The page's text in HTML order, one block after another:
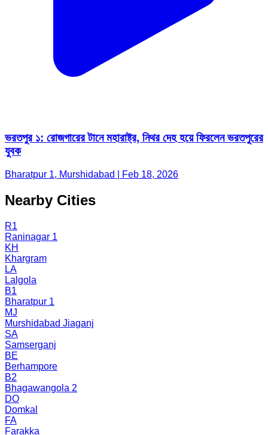
ভরতপুর ১: রোজগারের টানে মহারাষ্ট্র, নিথর দেহ হয়ে ফিরলেন ভরতপুরের
যুবক
Bharatpur 1, Murshidabad | Feb 18, 2026
Nearby Cities
R1
Raninagar 1
KH
Khargram
LA
Lalgola
B1
Bharatpur 1
MJ
Murshidabad Jiaganj
SA
Samserganj
BE
Berhampore
B2
Bhagawangola 2
DO
Domkal
FA
Farakka